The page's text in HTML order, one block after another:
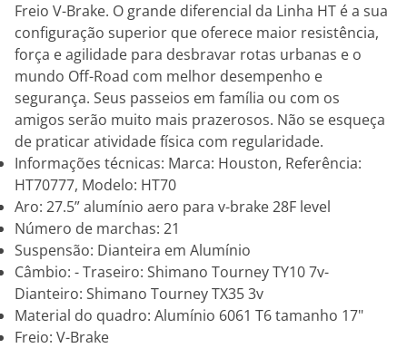
Freio V-Brake. O grande diferencial da Linha HT é a sua
configuração superior que oferece maior resistência,
força e agilidade para desbravar rotas urbanas e o
mundo Off-Road com melhor desempenho e
segurança. Seus passeios em família ou com os
amigos serão muito mais prazerosos. Não se esqueça
de praticar atividade física com regularidade.
Informações técnicas: Marca: Houston, Referência:
HT70777, Modelo: HT70
Aro: 27.5” alumínio aero para v-brake 28F level
Número de marchas: 21
Suspensão: Dianteira em Alumínio
Câmbio: - Traseiro: Shimano Tourney TY10 7v-
Dianteiro: Shimano Tourney TX35 3v
Material do quadro: Alumínio 6061 T6 tamanho 17"
Freio: V-Brake